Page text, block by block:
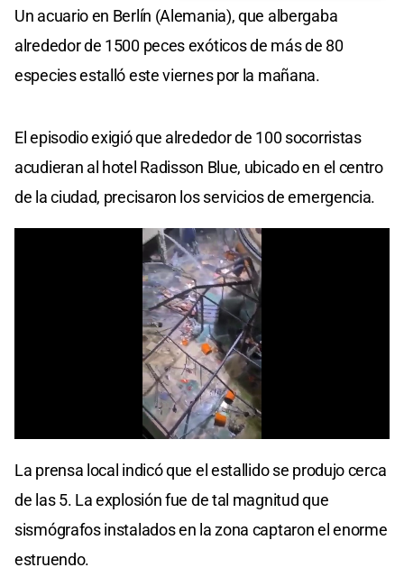
Un acuario en Berlín (Alemania), que albergaba
alrededor de 1500 peces exóticos de más de 80
especies estalló este viernes por la mañana.
El episodio exigió que alrededor de 100 socorristas
acudieran al hotel Radisson Blue, ubicado en el centro
de la ciudad, precisaron los servicios de emergencia.
La prensa local indicó que el estallido se produjo cerca
de las 5. La explosión fue de tal magnitud que
sismógrafos instalados en la zona captaron el enorme
estruendo.